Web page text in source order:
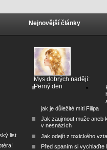
list
Nejnovější články
Mys dobrých nadějí:
Perný den
jak je důležité míti Filipa
Jak zaujmout muže aneb
v nesnázích
Jak odejít z toxického
Před spaním si vychlaďte